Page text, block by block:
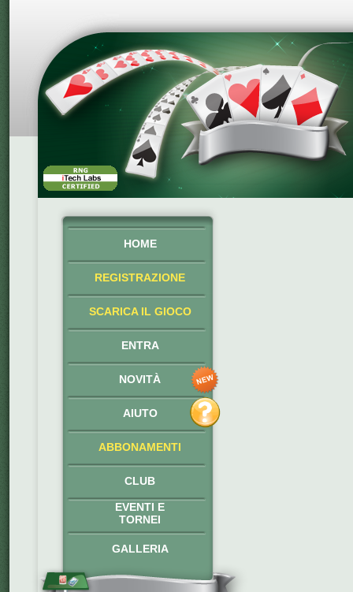
HOME
REGISTRAZIONE
SCARICA IL GIOCO
ENTRA
NOVITÀ
AIUTO
ABBONAMENTI
CLUB
EVENTI E
TORNEI
GALLERIA